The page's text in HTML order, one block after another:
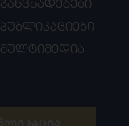
განცხადებები
პუბლიკაციები
მულტიმედია